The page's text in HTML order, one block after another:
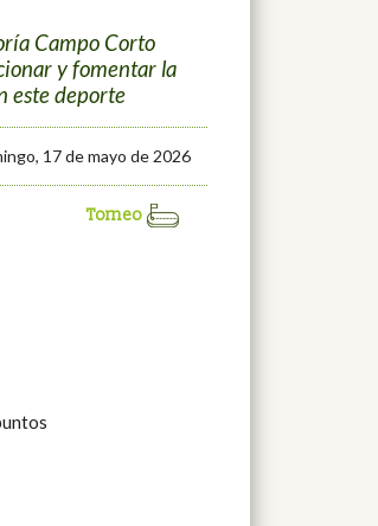
Campo Corto
y fomentar la
este deporte
17 de mayo de 2026
Torneo